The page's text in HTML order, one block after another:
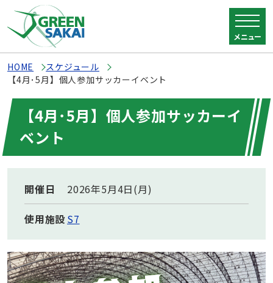
メニュー
HOME
スケジュール
【4月･5月】個人参加サッカーイベント
【4月･5月】個人参加サッカーイ
ベント
開催日 2026年5月4日(月)
使用施設S7